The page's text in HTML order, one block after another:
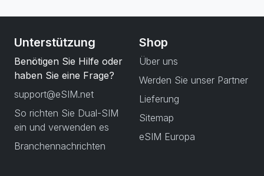
Unterstützung
Benötigen Sie Hilfe oder
haben Sie eine Frage?
support@eSIM.net
So richten Sie Dual-SIM
ein und verwenden es
Branchennachrichten
Shop
Über uns
Werden Sie unser Partner
Lieferung
Sitemap
eSIM Europa